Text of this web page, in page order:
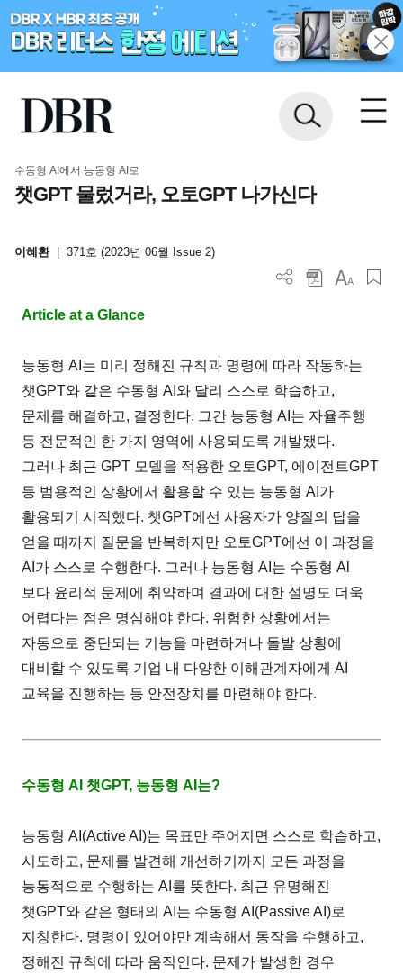
수동형 AI에서 능동형 AI로
챗GPT 물렀거라, 오토GPT 나가신다
이혜환 371호 (2023년 06월 Issue 2)
Article at a Glance
능동형 AI는 미리 정해진 규칙과 명령에 따라 작동하는
챗GPT와 같은 수동형 AI와 달리 스스로 학습하고,
문제를 해결하고, 결정한다. 그간 능동형 AI는 자율주행
등 전문적인 한 가지 영역에 사용되도록 개발됐다.
그러나 최근 GPT 모델을 적용한 오토GPT, 에이전트GPT
등 범용적인 상황에서 활용할 수 있는 능동형 AI가
활용되기 시작했다. 챗GPT에선 사용자가 양질의 답을
얻을 때까지 질문을 반복하지만 오토GPT에선 이 과정을
AI가 스스로 수행한다. 그러나 능동형 AI는 수동형 Al
보다 윤리적 문제에 취약하며 결과에 대한 설명도 더욱
어렵다는 점은 명심해야 한다. 위험한 상황에서는
자동으로 중단되는 기능을 마련하거나 돌발 상황에
대비할 수 있도록 기업 내 다양한 이해관계자에게 AI
교육을 진행하는 등 안전장치를 마련해야 한다.
수동형 AI 챗GPT, 능동형 AI는?
능동형 AI(Active AI)는 목표만 주어지면 스스로 학습하고,
시도하고, 문제를 발견해 개선하기까지 모든 과정을
능동적으로 수행하는 AI를 뜻한다. 최근 유명해진
챗GPT와 같은 형태의 AI는 수동형 AI(Passive AI)로
지칭한다. 명령이 있어야만 계속해서 동작을 수행하고,
정해진 규칙에 따라 움직인다. 문제가 발생한 경우